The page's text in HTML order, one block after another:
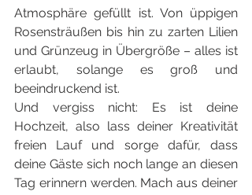
Atmosphäre gefüllt ist. Von üppigen
Rosensträußen bis hin zu zarten Lilien
und Grünzeug in Übergröße – alles ist
erlaubt, solange es groß und
beeindruckend ist.
Und vergiss nicht: Es ist deine
Hochzeit, also lass deiner Kreativität
freien Lauf und sorge dafür, dass
deine Gäste sich noch lange an diesen
Tag erinnern werden. Mach aus deiner